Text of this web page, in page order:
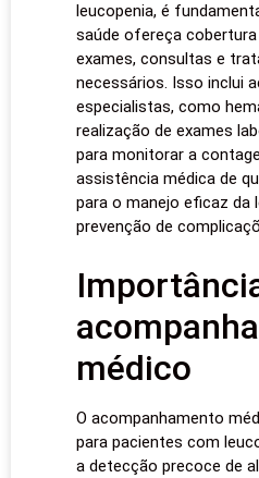
leucopenia, é
saúde ofereça cobertura
exames, consultas e
necessários. Isso inclui
especialistas, como
realização de exames
para monitorar a
assistência médica de
para o manejo eficaz da
prevenção de
médico
O acompanhamento
para pacientes com
a detecção precoce de